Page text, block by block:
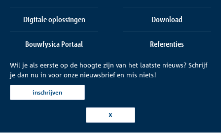
Wil je als eerste op de hoogte zijn van het laatste nieuws? Schrijf
je dan nu in voor onze nieuwsbrief en mis niets!
inschrijven
X
Digitale oplossingen Download
Bouwfysica Portaal Referenties
Onderneming Contact
Inhoud